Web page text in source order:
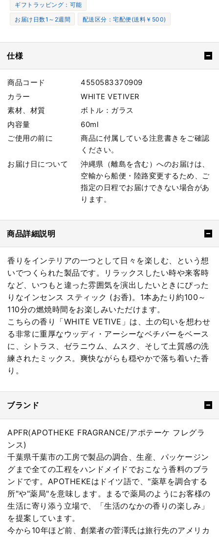
ギフトラッピング：可能
お届け日数1～2週間
配送区分：宅配便(送料￥500)
仕様
商品コード
4550583370909
カラー
WHITE VETIVER
素材、材質
ボトル：ガラス
内容量
60ml
ご使用の前に
商品に付属している注意書きをご確認
ください。
お届け日について
沖縄県（離島を含む）へのお届けは、
空輸から船便・陸路変更するため、ご
指定の日程でお届けできない場合があ
ります。
商品詳細説明
香りをインテリアの一つとして日々を楽しむ、という想
いでつくられた製品です。リラックスしたい時や来客時
など、いつもと違った雰囲気を演出したいときにぴった
りなインセンス スティック (お香)。1本あたり約100～
110分の燃焼時間をお楽しみいただけます。
こちらの香り「WHITE VETIVE」は、土の匂いを想わせ
る非常に重厚なウッディ・アーシーなベチバーをベース
に、シトラス、ゼラニウム、ムスク、そして土質感の洗
練されたミックス。爽快ながらも穏やかで落ち着いた香
り。
ブランド
APFR(APOTHEKE FRAGRANCE/アポテーケ フレグラ
ンス)
千葉県千葉市の工房で製品の調合、生産、パッケージン
グまで全ての工程をハンドメイドでおこなう香料のブラ
ンドです。APOTHEKEはドイツ語で、"薬草を調合する
所"や"薬局"を意味します。まるで薬局のようにお客様の
生活に寄り添う立場で、「生活のなかの香りの楽しみ」
を提案しています。
今から10年ほど前、創業者の菅澤氏は旅行先のアメリカ